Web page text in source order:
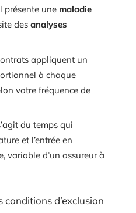
présente une maladie
des analyses
appliquent un
à chaque
votre fréquence de
du temps qui
et l’entrée en
variable d’un assureur à
d’exclusion